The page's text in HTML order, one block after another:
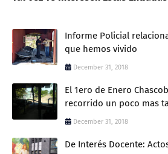
Informe Policial
que hemos vivido
December 31, 2018
El 1ero de Enero
recorrido un poco mas
December 31, 2018
De Interés Docente: